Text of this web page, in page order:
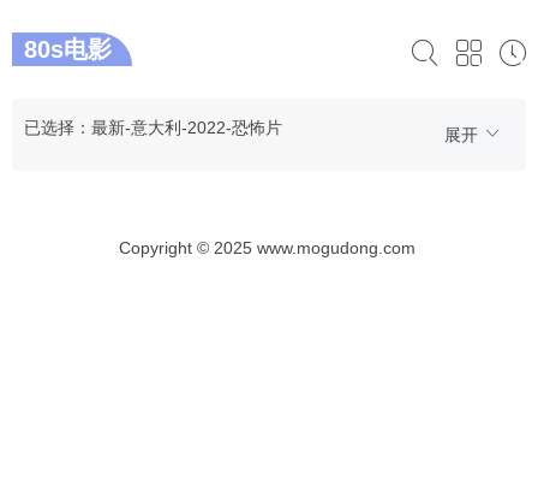
80s电影
展开
已选择：最新-意大利-2022-恐怖片
Copyright © 2025 www.mogudong.com